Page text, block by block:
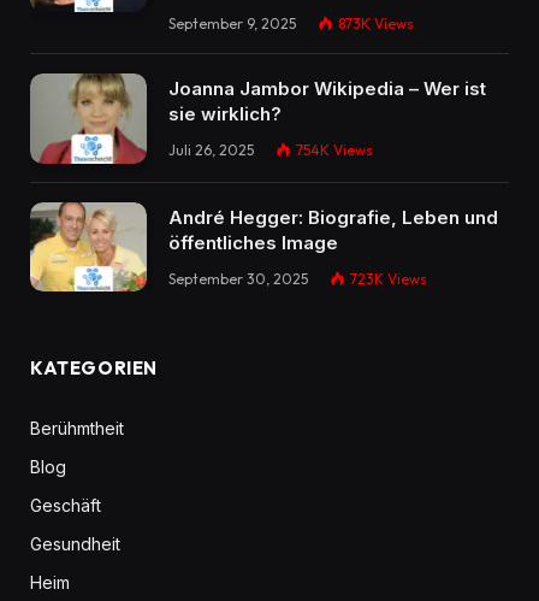
September 9, 2025 873K Views
Joanna Jambor Wikipedia – Wer ist
sie wirklich?
Juli 26, 2025 754K Views
André Hegger: Biografie, Leben und
öffentliches Image
September 30, 2025 723K Views
KATEGORIEN
Berühmtheit
Blog
Geschäft
Gesundheit
Heim